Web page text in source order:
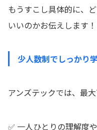
もうすこし具体的に、
いいのかお伝えします！
少人数制でしっかり
アンズテックでは、最
✅ 一人ひとりの理解度